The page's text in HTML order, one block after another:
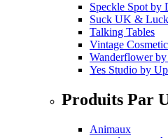
Speckle Spot by
Suck UK &
Talking Tables
Vintage Cosmetic
Wanderflowerby
Yes Studio by
Produits Par
Animaux